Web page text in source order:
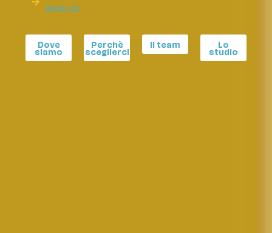
dedicati
Dove
siamo
Perchè
sceglierci
Il team Lo
studio